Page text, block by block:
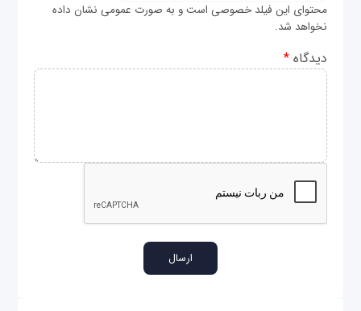
محتوای این فیلد خصوصی است و به صورت عمومی نشان داده
نخواهد شد.
دیدگاه*